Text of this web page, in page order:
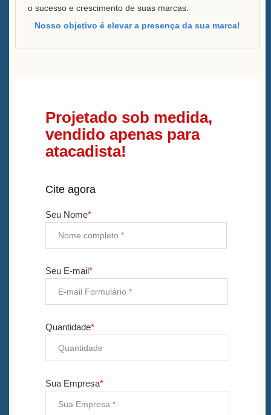
o sucesso e crescimento de suas marcas.
Nosso objetivo é elevar a presença da sua marca!
Projetado sob medida,
vendido apenas para
atacadista!
Cite agora
Seu Nome*
Seu E-mail*
Quantidade*
Sua Empresa*